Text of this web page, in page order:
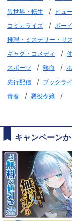
異世界・転生 / ヒュ
コミカライズ / ボー
推理・ミステリー・サ
ギャグ・コメディ /
スポーツ / 熱血 /
先行配信 / ブックラ
青春 / 悪役令嬢
/
キャンペーン